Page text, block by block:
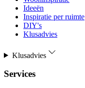
Ideeën
Inspiratie per ruimte
DIY's
Klusadvies
Klusadvies
Services